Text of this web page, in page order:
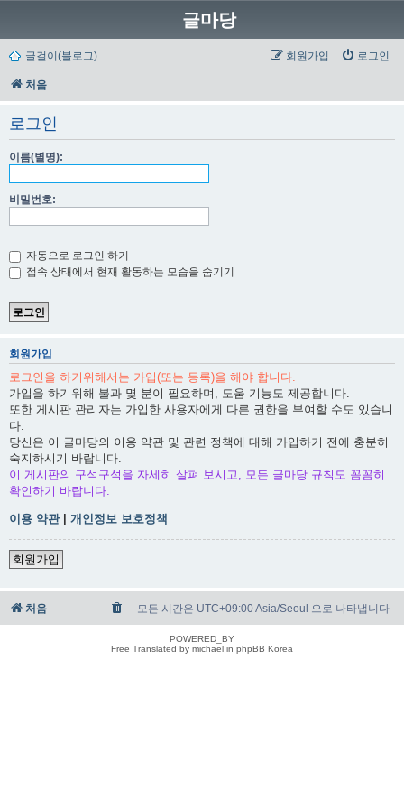
글마당
글걸이(블로그) 로그인
회원가입
처음
로그인
이름(별명):
비밀번호:
자동으로 로그인 하기
접속 상태에서 현재 활동하는 모습을 숨기기
회원가입
로그인을 하기위해서는 가입(또는 등록)을 해야 합니다.
가입을 하기위해 불과 몇 분이 필요하며, 도움 기능도 제공합니다.
또한 게시판 관리자는 가입한 사용자에게 다른 권한을 부여할 수도 있습니
다.
당신은 이 글마당의 이용 약관 및 관련 정책에 대해 가입하기 전에 충분히
숙지하시기 바랍니다.
이 게시판의 구석구석을 자세히 살펴 보시고, 모든 글마당 규칙도 꼼꼼히
확인하기 바랍니다.
이용 약관| 개인정보 보호정책
회원가입
처음 모든 시간은 UTC+09:00 Asia/Seoul 으로 나타냅니다
POWERED_BY
Free Translated by michael in phpBB Korea